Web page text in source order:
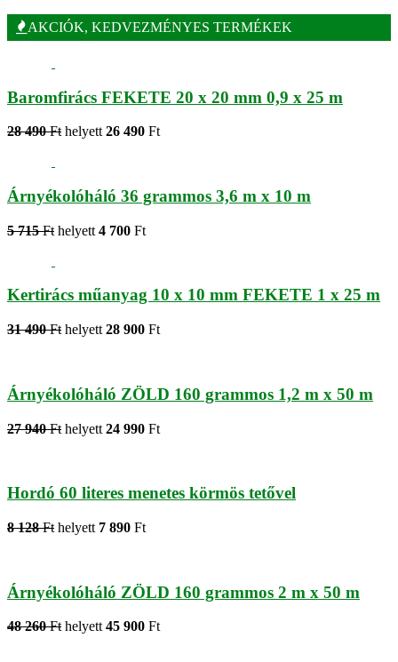
AKCIÓK, KEDVEZMÉNYES TERMÉKEK
Baromfirács FEKETE 20 x 20 mm 0,9 x 25 m
28 490 Ft helyett 26 490 Ft
Árnyékolóháló 36 grammos 3,6 m x 10 m
5 715 Ft helyett 4 700 Ft
Kertirács műanyag 10 x 10 mm FEKETE 1 x 25 m
31 490 Ft helyett 28 900 Ft
Árnyékolóháló ZÖLD 160 grammos 1,2 m x 50 m
27 940 Ft helyett 24 990 Ft
Hordó 60 literes menetes körmös tetővel
8 128 Ft helyett 7 890 Ft
Árnyékolóháló ZÖLD 160 grammos 2 m x 50 m
48 260 Fthelyett45 900 Ft